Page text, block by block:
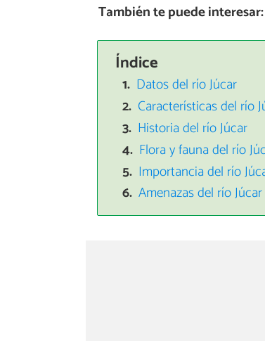
También te puede interesar:
Índice
Datos del río Júcar
Características del río
Historia del río Júcar
Flora y fauna del río
Importancia del río
Amenazas del río Júcar